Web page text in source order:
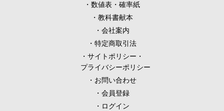
数値表・確率紙
教科書献本
会社案内
特定商取引法
サイトポリシー・
プライバシーポリシー
お問い合わせ
会員登録
ログイン